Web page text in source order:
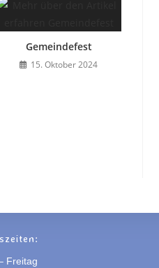
Gemeindefest
15. Oktober 2024
Freitag